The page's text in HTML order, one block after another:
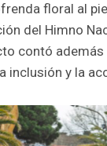
floral al
del Himno
contó
inclusión y la